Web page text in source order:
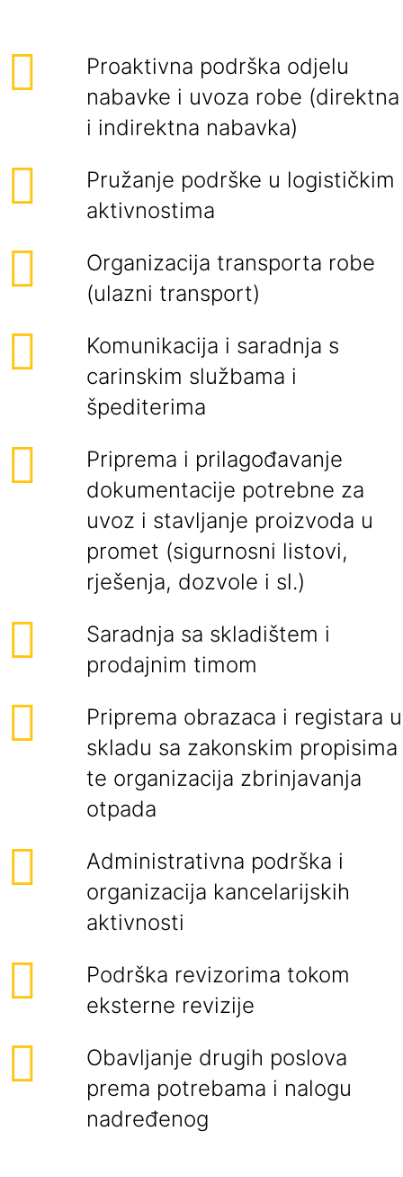
Proaktivna podrška odjelu
nabavke i uvoza robe (direktna
i indirektna nabavka)
Pružanje podrške u logističkim
aktivnostima
Organizacija transporta robe
(ulazni transport)
Komunikacija i saradnja s
carinskim službama i
špediterima
Priprema i prilagođavanje
dokumentacije potrebne za
uvoz i stavljanje proizvoda u
promet (sigurnosni listovi,
rješenja, dozvole i sl.)
Saradnja sa skladištem i
prodajnim timom
Priprema obrazaca i registara u
skladu sa zakonskim propisima
te organizacija zbrinjavanja
otpada
Administrativna podrška i
organizacija kancelarijskih
aktivnosti
Podrška revizorima tokom
eksterne revizije
Obavljanje drugih poslova
prema potrebama i nalogu
nadređenog